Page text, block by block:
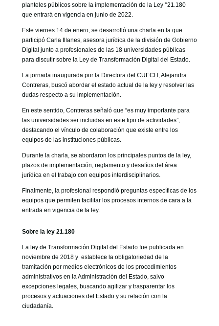
GOBIERNO CORPORATIVO
planteles públicos sobre la implementación de la Ley °21.180
que entrará en vigencia en junio de 2022.
Este viernes 14 de enero, se desarrolló una charla en la que
participó Carla Illanes, asesora jurídica de la división de Gobierno
Digital junto a profesionales de las 18 universidades públicas
para discutir sobre la Ley de Transformación Digital del Estado.
La jornada inaugurada por la Directora del CUECH, Alejandra
Contreras, buscó abordar el estado actual de la ley y resolver las
dudas respecto a su implementación.
En este sentido, Contreras señaló que “es muy importante para
las universidades ser incluidas en este tipo de actividades”,
destacando el vínculo de colaboración que existe entre los
equipos de las instituciones públicas.
Durante la charla, se abordaron los principales puntos de la ley,
plazos de implementación, reglamento y desafíos del área
jurídica en el trabajo con equipos interdisciplinarios.
Finalmente, la profesional respondió preguntas específicas de los
equipos que permiten facilitar los procesos internos de cara a la
entrada en vigencia de la ley.
Sobre la ley 21.180
La ley de Transformación Digital del Estado fue publicada en
noviembre de 2018 y establece la obligatoriedad de la
tramitación por medios electrónicos de los procedimientos
administrativos en la Administración del Estado, salvo
excepciones legales, buscando agilizar y trasparentar los
procesos y actuaciones del Estado y su relación con la
ciudadanía.